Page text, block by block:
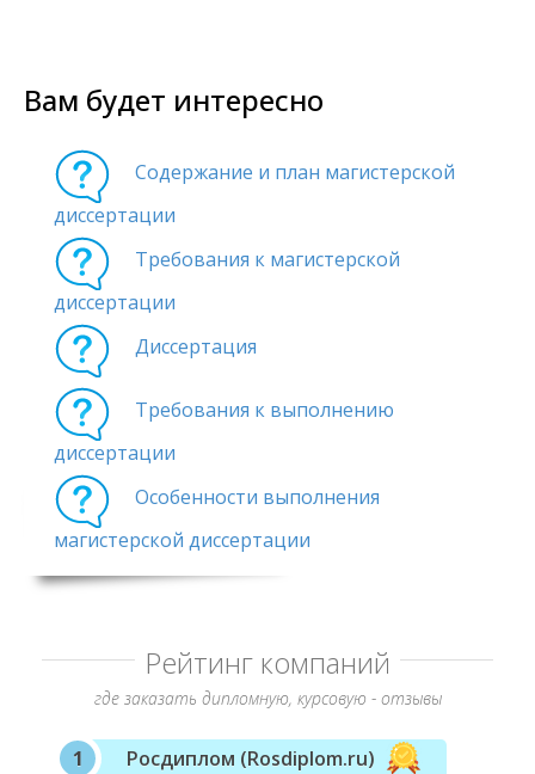
Вам будет интересно
Содержание и план магистерской
диссертации
Требования к магистерской
диссертации
Диссертация
Требования к выполнению
диссертации
Особенности выполнения
магистерской диссертации
Рейтинг компаний
где заказать дипломную, курсовую - отзывы
Росдиплом (Rosdiplom.ru)